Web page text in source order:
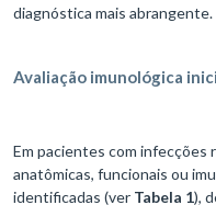
diagnóstica mais abrangente.
Avaliação imunológica
Em pacientes com infecções
anatômicas, funcionais ou
identificadas (ver Tabela 1),